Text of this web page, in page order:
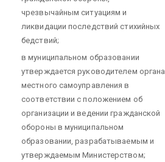
чрезвычайным ситуациям и
ликвидации последствий стихийных
бедствий;
в муниципальном образовании
утверждается руководителем органа
местного самоуправления в
соответствии с положением об
организации и ведении гражданской
обороны в муниципальном
образовании, разрабатываемым и
утверждаемым Министерством;